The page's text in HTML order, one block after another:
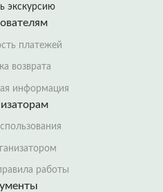
экскурсию
платежей
возврата
информация
работы